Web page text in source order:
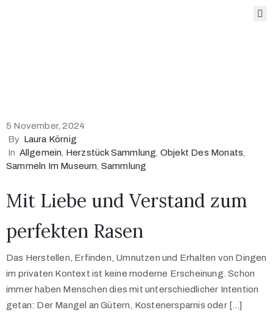
des
Museums
Blog
Öffnungszeiten
und Preise
5 November, 2024
By Laura Körnig
In Allgemein Herzstück Sammlung Objekt Des Monats
Sammeln Im Museum Sammlung
Mit Liebe und Verstand zum
perfekten Rasen
Das Herstellen, Erfinden, Umnutzen und Erhalten von Dingen
im privaten Kontext ist keine moderne Erscheinung. Schon
immer haben Menschen dies mit unterschiedlicher Intention
getan: Der Mangel an Gütern, Kostenersparnis oder […]